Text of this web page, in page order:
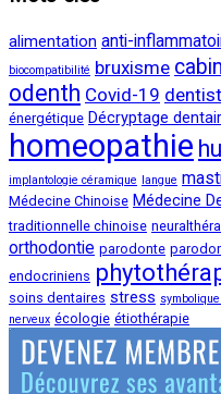
alimentation anti-
biocompatibilité bruxisme
odenth Covid-19
énergétique Décryptage
homeopathie
implantologie céramique langue
Médecine Chinoise Médecine
traditionnelle chinoise
orthodontie parodonte
endocriniens
soins dentaires stress
nerveux écologie étiothérapie